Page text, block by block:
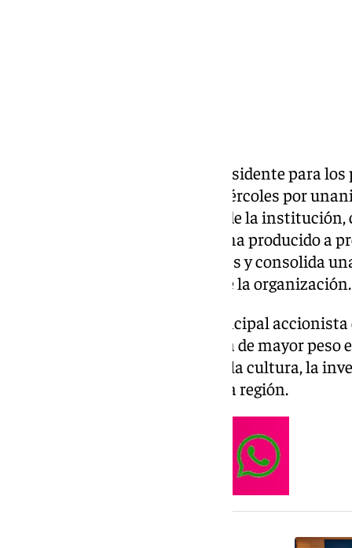
La Fundación Unicaja tiene presidente para
Patronato ha ratificado este miércoles por
Domínguez Martínez al frente de la institución,
junio de 2022. La reelección se ha producido a
Nombramientos y Retribuciones y consolida
profunda renovación interna de la organización.
La Fundación Unicaja es la principal
entidades de obra social privada de mayor
en ámbitos como la educación, la cultura, la
deporte, con actividad en toda la región.